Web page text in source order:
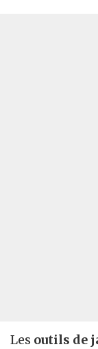
Les outils de